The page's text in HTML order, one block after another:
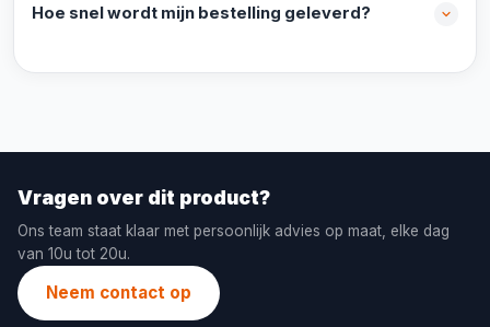
Hoe snel wordt mijn bestelling geleverd?
Vragen over dit product?
Ons team staat klaar met persoonlijk advies op maat, elke dag
van 10u tot 20u.
Neem contact op